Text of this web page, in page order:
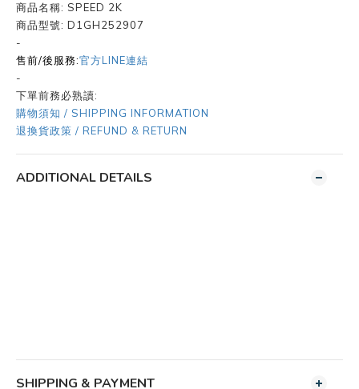
商品名稱: SPEED 2K
商品型號: D1GH252907
-
售前/後服務:官方LINE連結
-
下單前務必熟讀:
購物須知 / SHIPPING INFORMATION
退換貨政策 / REFUND & RETURN
ADDITIONAL DETAILS
SHIPPING & PAYMENT